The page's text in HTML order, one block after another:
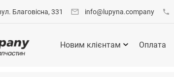
Благовісна, 331 info@lupyna.company
Новим клієнтам Оплата